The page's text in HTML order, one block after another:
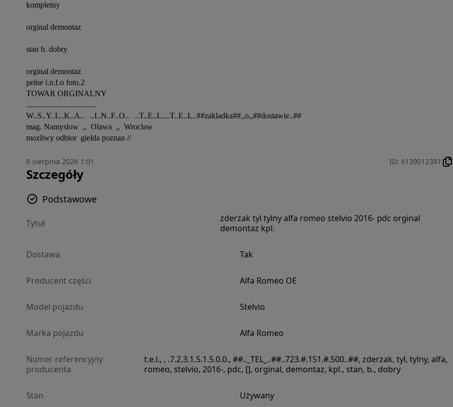
kompletny
orginal demontaz
stan b. dobry
orginal demontaz
pelne i.n.f.o foto.2
TOWAR ORGINALNY
...................................
W..S..Y..L..K..A..   ..I..N..F..O..   ..T..E..L....T..E..L..##zakladka##,,o,,##dostawie..##
mag. Namyslow  ,,  Olawa  ,,  Wroclaw
mozliwy odbior  gielda poznan //
8 sierpnia 2026 1:01 ID: 6139012381
Szczegóły
Podstawowe
Tytuł
zderzak tyl tylny alfa romeo stelvio 2016- pdc orginal
demontaz kpl.
Dostawa Tak
Producent części Alfa Romeo OE
Model pojazdu Stelvio
Marka pojazdu Alfa Romeo
Numer referencyjny
producenta
t.e.l., , .7.2.3.1.5.1.5.0.0., ##.._TEL_..##..723.#.151.#.500..##, zderzak, tyl, tylny, alfa,
romeo, stelvio, 2016-, pdc, [], orginal, demontaz, kpl., stan, b., dobry
Stan Używany